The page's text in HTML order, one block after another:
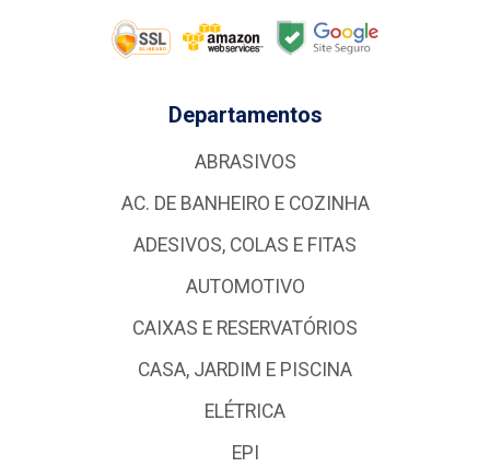
Departamentos
ABRASIVOS
AC. DE BANHEIRO E COZINHA
ADESIVOS, COLAS E FITAS
AUTOMOTIVO
CAIXAS E RESERVATÓRIOS
CASA, JARDIM E PISCINA
ELÉTRICA
EPI